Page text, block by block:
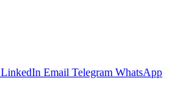
LinkedIn Email Telegram WhatsApp